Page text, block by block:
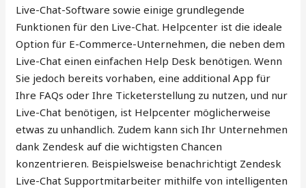
Live-Chat-Software sowie einige grundlegende
Funktionen für den Live-Chat. Helpcenter ist die ideale
Option für E-Commerce-Unternehmen, die neben dem
Live-Chat einen einfachen Help Desk benötigen. Wenn
Sie jedoch bereits vorhaben, eine additional App für
Ihre FAQs oder Ihre Ticketerstellung zu nutzen, und nur
Live-Chat benötigen, ist Helpcenter möglicherweise
etwas zu unhandlich. Zudem kann sich Ihr Unternehmen
dank Zendesk auf die wichtigsten Chancen
konzentrieren. Beispielsweise benachrichtigt Zendesk
Live-Chat Supportmitarbeiter mithilfe von intelligenten